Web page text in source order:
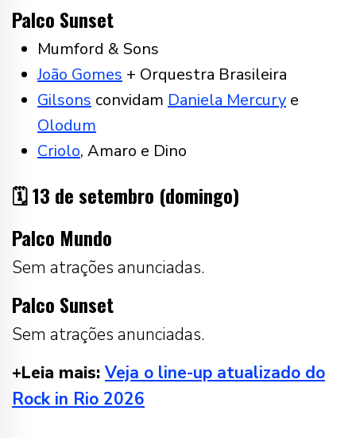
Palco Sunset
Mumford & Sons
João Gomes + Orquestra Brasileira
Gilsons convidam Daniela Mercury e
Olodum
Criolo, Amaro e Dino
🗓️ 13 de setembro (domingo)
Palco Mundo
Sem atrações anunciadas.
Palco Sunset
Sem atrações anunciadas.
+Leia mais: Veja o line-up atualizado do
Rock in Rio 2026